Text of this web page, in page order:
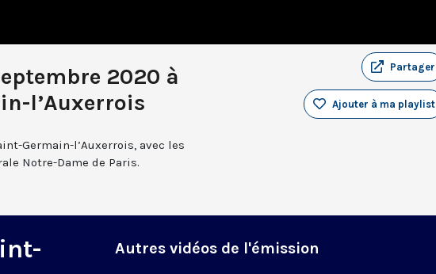
2020 à
l’Auxerrois
Partager
Ajouter à ma playlist
Germain-l’Auxerrois, avec les
Notre-Dame de Paris.
Autres vidéos de l'émission